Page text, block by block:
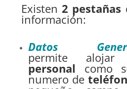
Existen2 pestañas
información:
Datos
permite alojar
personal como
numero de